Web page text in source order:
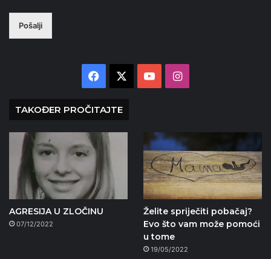
Pošalji
Facebook YouTubeInstagram
TAKOĐER PROČITAJTE
AGRESIJA U ZLOČINU
07/12/2022
Želite spriječiti pobačaj?
Evo što vam može pomoći
u tome
19/05/2022